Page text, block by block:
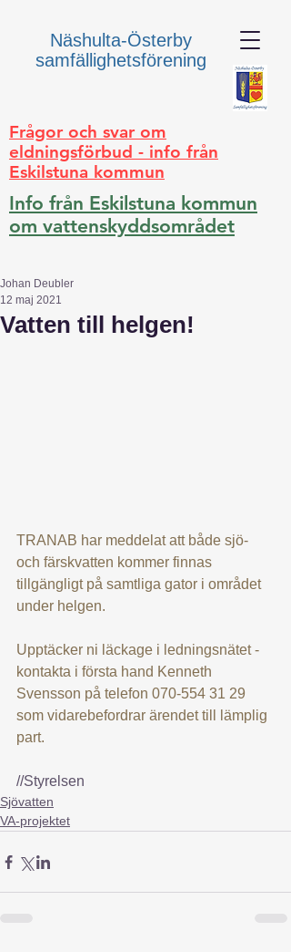
Näshulta-Österby
samfällighetsförening
Info från Eskilstuna kommun
om vattenskyddsområdet
Frågor och svar om
eldningsförbud - info från
Eskilstuna kommun
Vatten till helgen!
Johan Deubler
12 maj 2021
TRANAB har meddelat att både sjö-
och färskvatten kommer finnas
tillgängligt på samtliga gator i området
under helgen.
Upptäcker ni läckage i ledningsnätet -
kontakta i första hand Kenneth
Svensson på telefon 070-554 31 29
som vidarebefordrar ärendet till lämplig
part.
//Styrelsen
Sjövatten
VA-projektet